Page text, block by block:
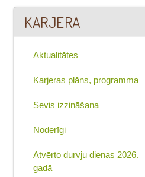
KARJERA
Aktualitātes
Karjeras plāns, programma
Sevis izzināšana
Noderīgi
Atvērto durvju dienas 2026.
gadā